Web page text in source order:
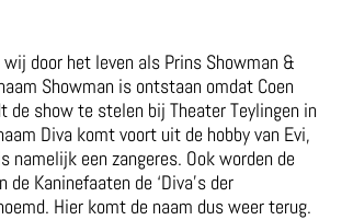
door het leven als Prins Showman &
Showman is ontstaan omdat Coen
de show te stelen bij Theater Teylingen in
Diva komt voort uit de hobby van Evi,
namelijk een zangeres. Ook worden de
de Kaninefaaten de ‘Diva’s der
Hier komt de naam dus weer terug.